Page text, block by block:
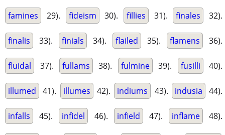
famines 29). fideism 30). fillies 31). finales 32).
finalis 33). finials 34). flailed 35). flamens 36).
fluidal 37). fullams 38). fulmine 39). fusilli 40).
illumed 41). illumes 42). indiums 43). indusia 44).
infalls 45). infidel 46). infield 47). inflame 48).